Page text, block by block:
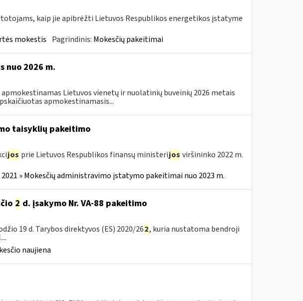
kaip jie apibrėžti Lietuvos Respublikos energetikos įstatyme
mokestis Pagrindinis: Mokesčių pakeitimai
nuo 2026 m.
Lietuvos vienetų ir nuolatinių buveinių 2026 metais
apmokestinamasis...
taisyklių pakeitimo
jos prie Lietuvos Respublikos finansų ministerijos viršininko 2022 m.
2021 » Mokesčių administravimo įstatymo pakeitimai nuo 2023 m.
2 d. įsakymo Nr. VA-88 pakeitimo
19 d. Tarybos direktyvos (ES) 2020/262, kuria nustatoma bendroji
naujiena